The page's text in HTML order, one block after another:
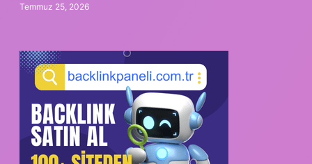
Temmuz 25, 2026